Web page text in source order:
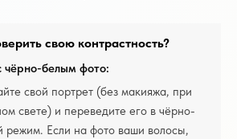
свою контрастность?
чёрно-белым фото:
свой портрет (без макияжа, при
свете) и переведите его в чёрно-
режим. Если на фото ваши волосы,